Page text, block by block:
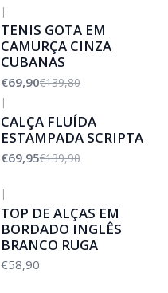
|
TENIS GOTA EM
CAMURÇA CINZA
CUBANAS
€69,90€139,80
|
CALÇA FLUÍDA
ESTAMPADA SCRIPTA
€69,95€139,90
|
TOP DE ALÇAS EM
BORDADO INGLÊS
BRANCO RUGA
€58,90